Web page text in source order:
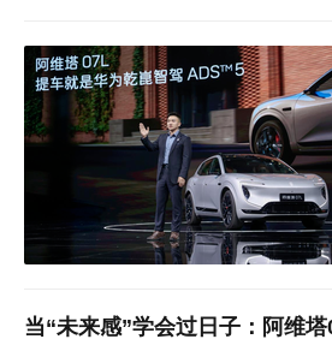
当“未来感”学会过日子：阿维